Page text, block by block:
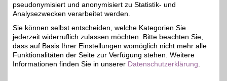
Merkmale
pseudonymisiert und anonymisiert zu Statistik- und
Analysezwecken verarbeitet werden.
Sie können selbst entscheiden, welche Kategorien Sie
jederzeit widerruflich zulassen möchten. Bitte beachten Sie,
dass auf Basis Ihrer Einstellungen womöglich nicht mehr alle
Funktionalitäten der Seite zur Verfügung stehen. Weitere
Informationen finden Sie in unserer Datenschutzerklärung